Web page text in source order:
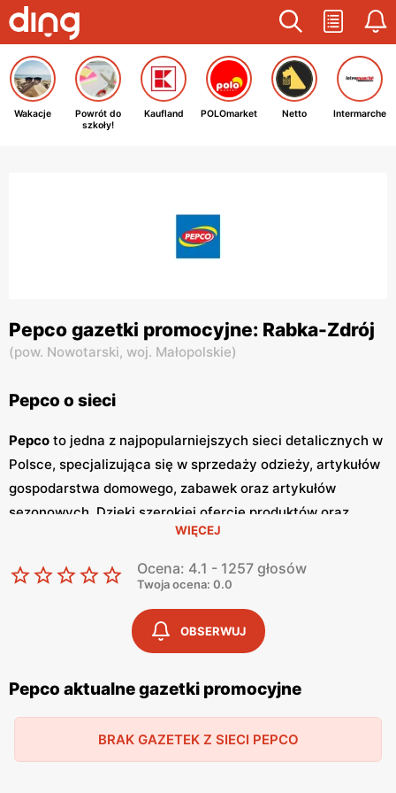
Wakacje
Powrót do
szkoły!
Kaufland POLOmarket Netto Intermarche
Pepco gazetki promocyjne: Rabka-Zdrój
(pow. Nowotarski, woj. Małopolskie)
Pepco o sieci
Pepco to jedna z najpopularniejszych sieci detalicznych w
Polsce, specjalizująca się w sprzedaży odzieży, artykułów
gospodarstwa domowego, zabawek oraz artykułów
sezonowych. Dzięki szerokiej ofercie produktów oraz
Pepcozdobyło zaufanie milionów
klientów w kraju. Główną zaletą tej sieci jest dbałość o
zapewnienieniskich cen, co sprawia, że zakupy w
są dostępne dla szerokiej grupy odbiorców. Jednym z
kluczowych elementów strategii marketingowej
regularnie wydawanegazetki promocyjne
publikowane co dwa tygodnie, a każda z nich zawiera
bogaty wybór produktów w obniżonych cenach. Dzięki
i okazjami, co pozwala im na planowanie
WIĘCEJ
Ocena: 4.1 - 1257 głosów
Twoja ocena: 0.0
OBSERWUJ
Pepco aktualne gazetki promocyjne
BRAK GAZETEK Z SIECI PEPCO